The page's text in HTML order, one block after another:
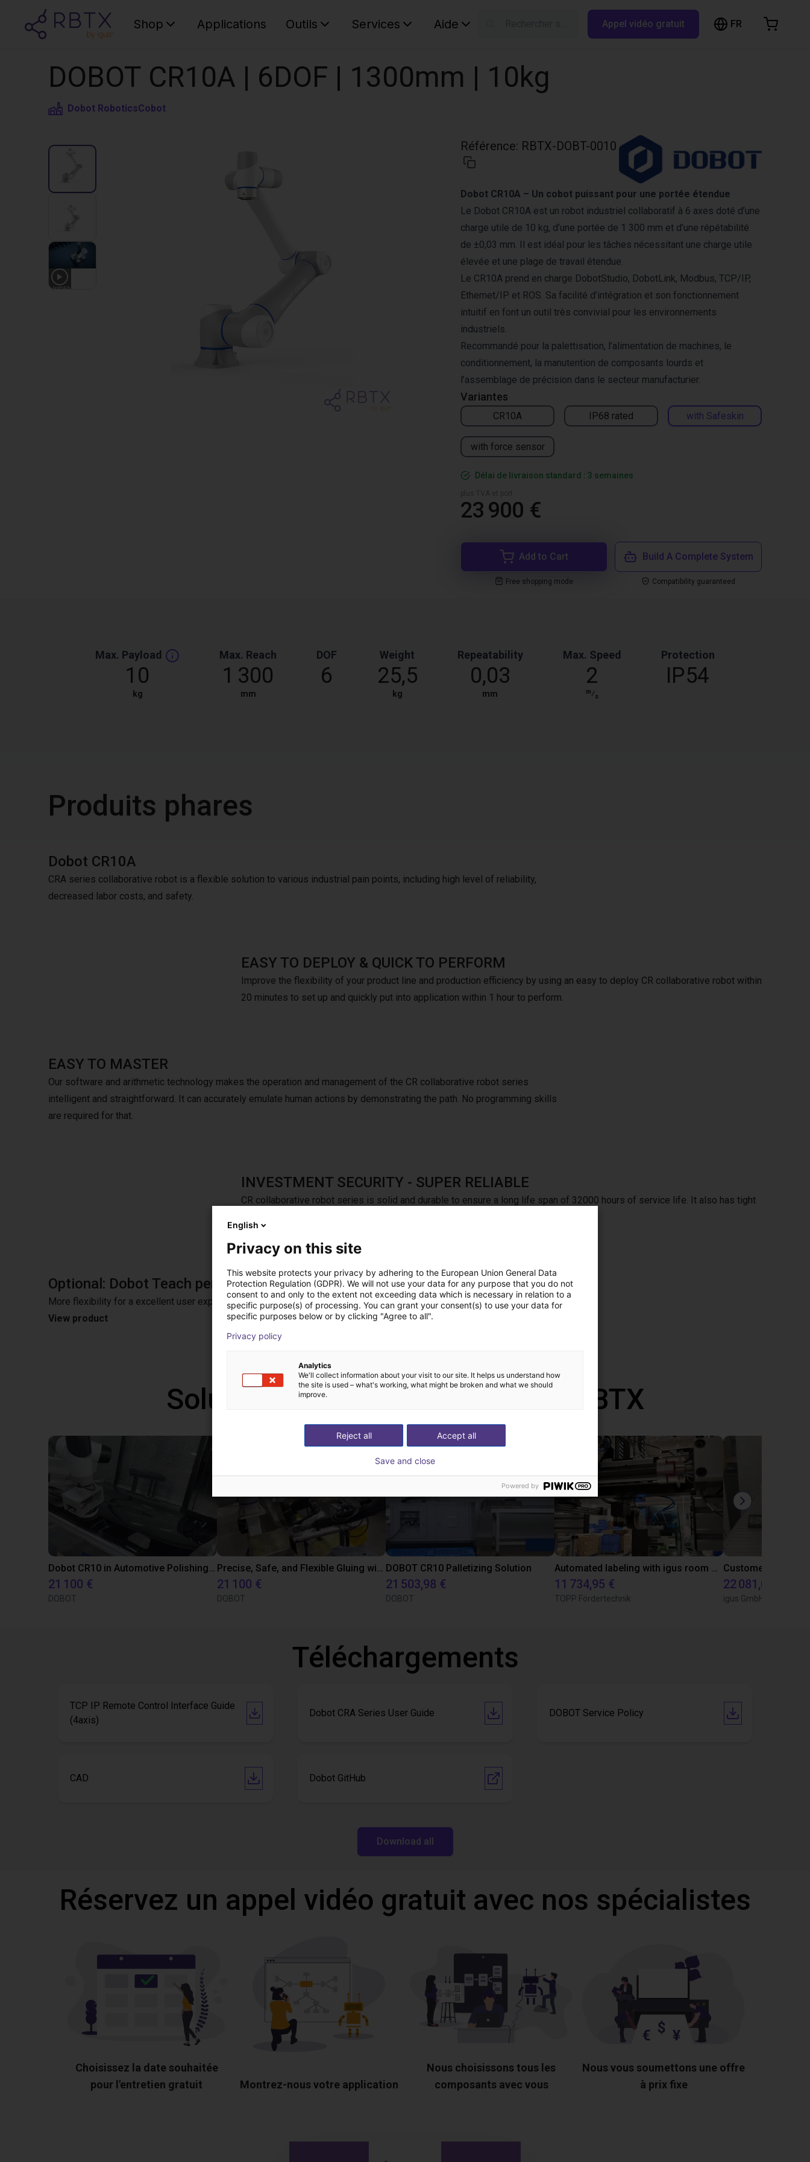
Shop Applications Outils Services Aide Appel vidéo gratuit FR
DOBOT CR10A | 6DOF | 1300mm | 10kg
Dobot RoboticsCobot
1 VIDEO
Référence: RBTX-DOBT-0010
Variantes
CR10A IP68 rated with Safeskin
with force sensor
Dobot CR10A – Un cobot puissant pour une portée étendue
Le Dobot CR10A est un robot industriel collaboratif à 6 axes doté d’une
charge utile de 10 kg, d’une portée de 1 300 mm et d’une répétabilité
de ±0,03 mm. Il est idéal pour les tâches nécessitant une charge utile
élevée et une plage de travail étendue.
Le CR10A prend en charge DobotStudio, DobotLink, Modbus, TCP/IP,
Ethernet/IP et ROS. Sa facilité d’intégration et son fonctionnement
intuitif en font un outil très convivial pour les environnements
industriels.
Recommandé pour la palettisation, l’alimentation de machines, le
conditionnement, la manutention de composants lourds et
l’assemblage de précision dans le secteur manufacturier.
Délai de livraison standard : 3 semaines
23 900 €
Add to Cart
Free shopping mode
Build A Complete System
Compatibility guaranteed
Max. Payload
10
kg
Max. Reach
1 300
mm
DOF
6
Weight
25,5
kg
Repeatability
0,03
mm
Max. Speed
2
m⁄s
Protection
IP54
Produits phares
Dobot CR10A
CRA series collaborative robot is a flexible solution to various industrial pain points, including high level of reliability,
decreased labor costs, and safety.
EASY TO DEPLOY & QUICK TO PERFORM
Improve the flexibility of your product line and production efficiency by using an easy to deploy CR collaborative robot within
20 minutes to set up and quickly put into application within 1 hour to perform.
EASY TO MASTER
Our software and arithmetic technology makes the operation and management of the CR collaborative robot series
intelligent and straightforward. It can accurately emulate human actions by demonstrating the path. No programming skills
are required for that.
INVESTMENT SECURITY - SUPER RELIABLE
CR collaborative robot series is solid and durable to ensure a long life span of 32000 hours of service life. It also has tight
Optional: Dobot Teach pendant
More flexibility for a excellent user experience with Dobot teach pendant for CRA series.
View product
Solutions low cost créées avec RBTX
Dobot CR10 in Automotive Polishing Application
21 100 €
DOBOT
Precise, Safe, and Flexible Gluing with DOBOT CR10 Cobot for Automotive Manufacturing
21 100 €
DOBOT
DOBOT CR10 Palletizing Solution
21 503,98 €
DOBOT
Automated labeling with igus room gantry and a cab label printer
11 734,95 €
TOPP Fördertechnik
22 081,06 €
igus GmbH
Téléchargements
TCP IP Remote Control Interface Guide
(4axis)
Dobot CRA Series User Guide DOBOT Service Policy
CAD Dobot GitHub
Download all
Réservez un appel vidéo gratuit avec nos spécialistes
Choisissez la date souhaitée
pour l'entretien gratuit
Montrez-nous votre application
Nous choisissons tous les
composants avec vous
Nous vous soumettons une offre
à prix fixe
English
Privacy on this site
This website protects your privacy by adhering to the European Union General Data
Protection Regulation (GDPR). We will not use your data for any purpose that you do not
consent to and only to the extent not exceeding data which is necessary in relation to a
specific purpose(s) of processing. You can grant your consent(s) to use your data for
specific purposes below or by clicking "Agree to all".
Privacy policy
Analytics
We'll collect information about your visit to our site. It helps us understand how
the site is used – what's working, what might be broken and what we should
improve.
Accept all
Reject all
Save and close
Powered by